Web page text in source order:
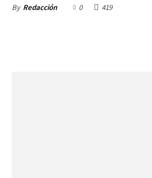
By Redacción 0 419